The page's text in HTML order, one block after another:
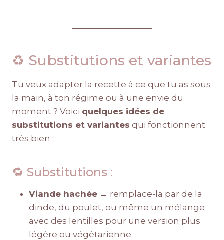
♻️ Substitutions et variantes
Tu veux adapter la recette à ce que tu as sous
la main, à ton régime ou à une envie du
moment ? Voici quelques idées de
substitutions et variantes qui fonctionnent
très bien :
🔁 Substitutions :
Viande hachée → remplace-la par de la
dinde, du poulet, ou même un mélange
avec des lentilles pour une version plus
légère ou végétarienne.